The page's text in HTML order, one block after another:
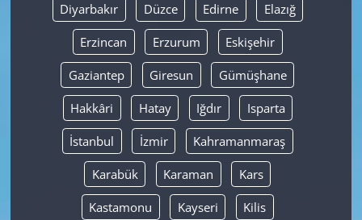
Diyarbakır Düzce Edirne Elazığ
Erzincan Erzurum Eskişehir
Gaziantep Giresun Gümüşhane
Hakkâri Hatay Iğdır Isparta
İstanbul İzmir Kahramanmaraş
Karabük Karaman Kars
Kastamonu Kayseri Kilis